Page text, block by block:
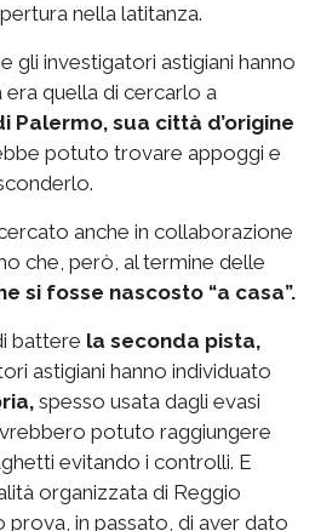
nella latitanza.
gli investigatori astigiani hanno
quella di cercarlo a
Palermo, sua città d’origine
potuto trovare appoggi e
anche in collaborazione
che, però, al termine delle
si fosse nascosto “a casa”.
battere la seconda pista,
astigiani hanno individuato
spesso usata dagli evasi
potuto raggiungere
evitando i controlli. E
organizzata di Reggio
prova, in passato, di aver dato